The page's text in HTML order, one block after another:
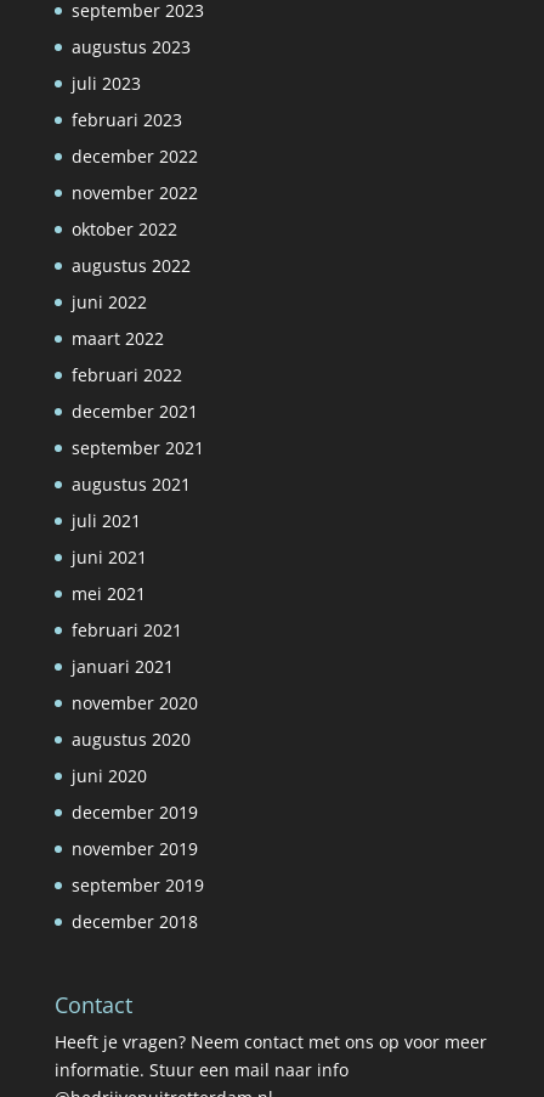
september 2023
augustus 2023
juli 2023
februari 2023
december 2022
november 2022
oktober 2022
augustus 2022
juni 2022
maart 2022
februari 2022
december 2021
september 2021
augustus 2021
juli 2021
juni 2021
mei 2021
februari 2021
januari 2021
november 2020
augustus 2020
juni 2020
december 2019
november 2019
september 2019
december 2018
Contact
Heeft je vragen? Neem contact met ons op voor meer
informatie. Stuur een mail naar info